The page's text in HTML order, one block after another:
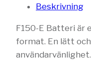
Beskrivning
F150-E Batteri är
format. En lätt
användarvänlighet.